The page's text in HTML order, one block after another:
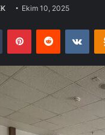
Ekim 10, 2025
Tumblr PinterestReddit